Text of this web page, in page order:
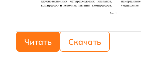
Читать Скачать